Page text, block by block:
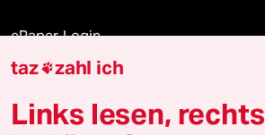
ePaper Login
Downloads für Abonnierende
taz zahl ich
Links lesen, rechts